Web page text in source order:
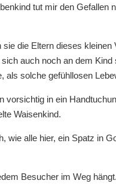
tut mir den Gefallen
die Eltern dieses
auch noch an dem
als solche gefühllosen
vorsichtig in ein
Waisenkind.
wie alle hier, ein Spatz in
Besucher im Weg